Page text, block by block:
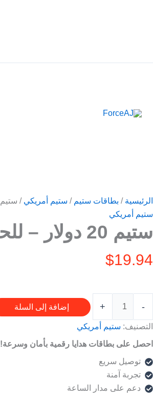
الرئيسية / بطاقات ستيم / ستيم أمريكي / ستيم 20 دولار – للحساب الأمريكي
ستيم أمريكي
ستيم 20 دولار – للحساب الأمريكي
$19.94
-
كمية
ستيم
دولار
–
للحساب
+ إضافة إلى السلة
التصنيف: ستيم أمريكي
احصل على بطاقات هدايا رقمية بأمان وسرعة!
توصيل سريع
تجربة آمنة
دعم على مدار الساعة